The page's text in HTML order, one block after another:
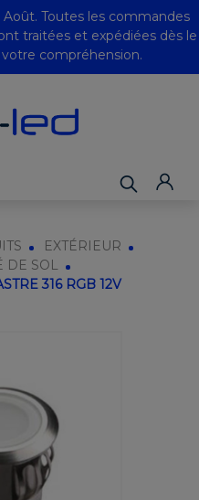
Toutes les commandes
traitées et expédiées dès le
compréhension.
EXTÉRIEUR
DE SOL
316 RGB 12V